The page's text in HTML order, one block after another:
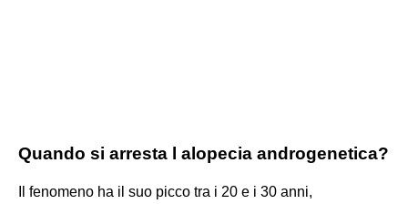
Quando si arresta l alopecia androgenetica?
Il fenomeno ha il suo picco tra i 20 e i 30 anni,